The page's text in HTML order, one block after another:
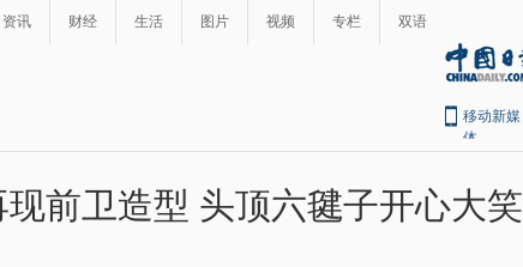
资讯 财经 生活 图片 视频 专栏 双语
移动新媒
体
现前卫造型 头顶六毽子开心大笑